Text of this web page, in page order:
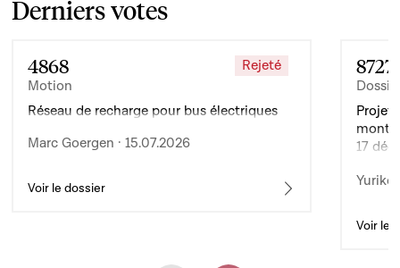
Derniers votes
4868
Motion
Rejeté
Réseau de recharge pour bus électriques
Marc Goergen · 15.07.2026
Voir le dossier
8727
Projet
17
Yuriko
Voir le